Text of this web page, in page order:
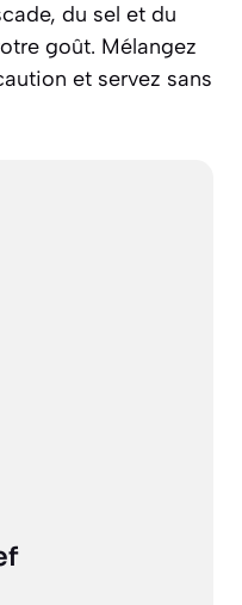
du sel et du
goût. Mélangez
et servez sans